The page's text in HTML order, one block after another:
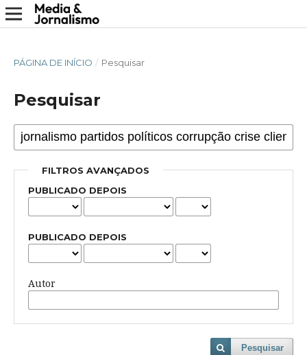
PÁGINA DE INÍCIO / Pesquisar
Pesquisar
FILTROS AVANÇADOS
PUBLICADO DEPOIS
PUBLICADO DEPOIS
Autor
Pesquisar